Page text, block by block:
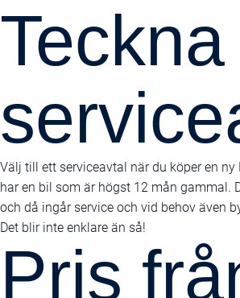
Välj till ett serviceavtal när du köper en ny
har en bil som är högst 12 mån gammal.
och då ingår service och vid behov även
Det blir inte enklare än så!
Pris